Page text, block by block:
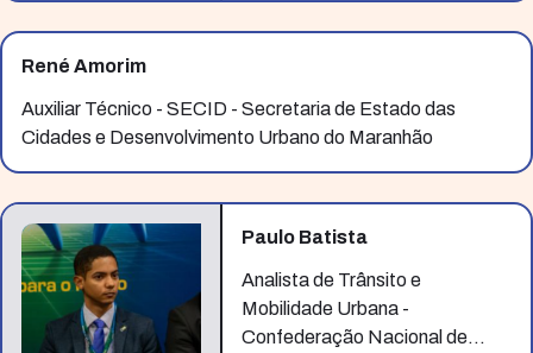
René Amorim
Auxiliar Técnico - SECID - Secretaria de Estado das
Cidades e Desenvolvimento Urbano do Maranhão
Paulo Batista
Analista de Trânsito e
Mobilidade Urbana -
Confederação Nacional de